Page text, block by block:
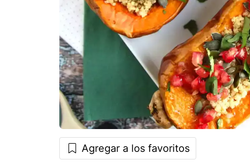
Agregar a los favoritos